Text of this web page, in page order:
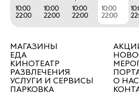
10:00
22:00
10:00
22:00
10:00
22:00
10:00
22:00
МАГАЗИНЫ
ЕДА
КИНОТЕАТР
РАЗВЛЕЧЕНИЯ
УСЛУГИ И СЕРВИСЫ
ПАРКОВКА
О НАС